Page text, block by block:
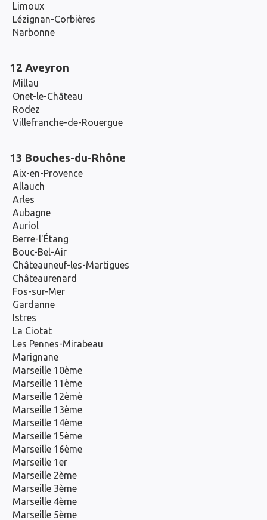
Limoux
Lézignan-Corbières
Narbonne
12 Aveyron
Millau
Onet-le-Château
Rodez
Villefranche-de-Rouergue
13 Bouches-du-Rhône
Aix-en-Provence
Allauch
Arles
Aubagne
Auriol
Berre-l'Étang
Bouc-Bel-Air
Châteauneuf-les-Martigues
Châteaurenard
Fos-sur-Mer
Gardanne
Istres
La Ciotat
Les Pennes-Mirabeau
Marignane
Marseille 10ème
Marseille 11ème
Marseille 12èmè
Marseille 13ème
Marseille 14ème
Marseille 15ème
Marseille 16ème
Marseille 1er
Marseille 2ème
Marseille 3ème
Marseille 4ème
Marseille 5ème